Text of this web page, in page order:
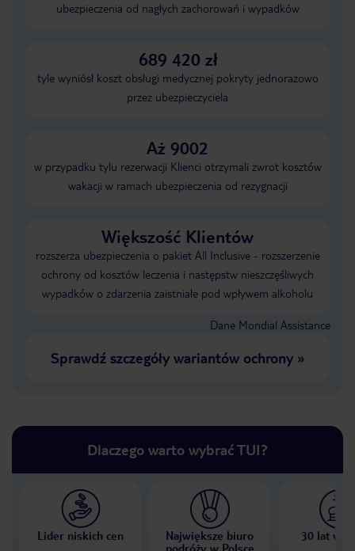
ubezpieczenia od nagłych zachorowań i wypadków
689 420 zł
tyle wyniósł koszt obsługi medycznej pokryty jednorazowo
przez ubezpieczyciela
Aż 9002
w przypadku tylu rezerwacji Klienci otrzymali zwrot kosztów
wakacji w ramach ubezpieczenia od rezygnacji
Większość Klientów
rozszerza ubezpieczenia o pakiet All Inclusive - rozszerzenie
ochrony od kosztów leczenia i następstw nieszczęśliwych
wypadków o zdarzenia zaistniałe pod wpływem alkoholu
Dane Mondial Assistance
Sprawdź szczegóły wariantów ochrony»
Dlaczego warto wybrać TUI?
Lider niskich cen
Największe biuro
podróży w Polsce
30 lat w